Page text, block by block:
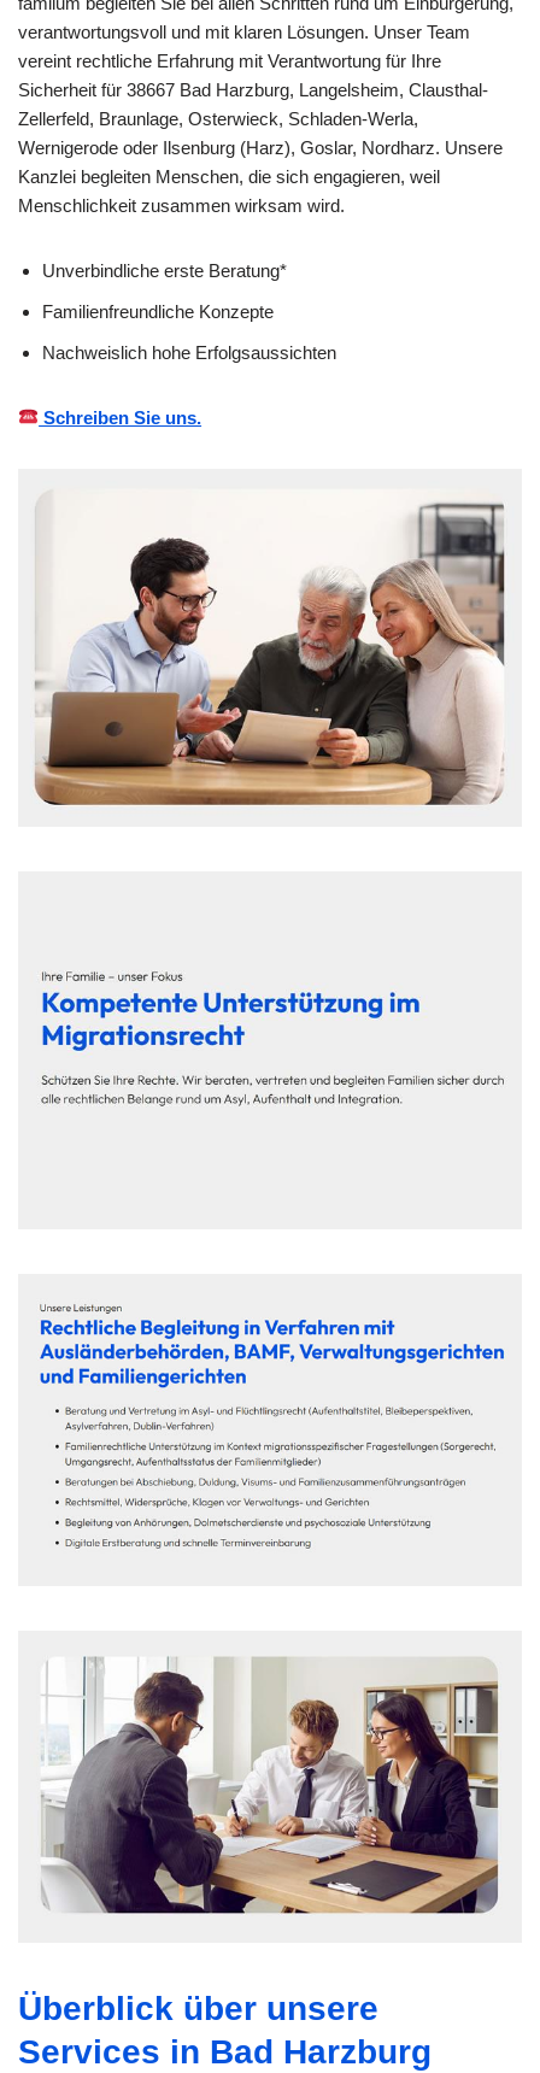
verantwortungsvoll und mit klaren Lösungen. Unser Team
vereint rechtliche Erfahrung mit Verantwortung für Ihre
Sicherheit für 38667 Bad Harzburg, Langelsheim, Clausthal-
Zellerfeld, Braunlage, Osterwieck, Schladen-Werla,
Wernigerode oder Ilsenburg (Harz), Goslar, Nordharz. Unsere
Kanzlei begleiten Menschen, die sich engagieren, weil
Menschlichkeit zusammen wirksam wird.
Unverbindliche erste Beratung*
Familienfreundliche Konzepte
Nachweislich hohe Erfolgsaussichten
Schreiben Sie uns.
Überblick über unsere
Services in Bad Harzburg